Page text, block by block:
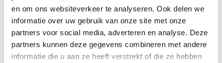
en om ons websiteverkeer te analyseren. Ook delen we
informatie over uw gebruik van onze site met onze
partners voor social media, adverteren en analyse. Deze
partners kunnen deze gegevens combineren met andere
informatie die u aan ze heeft verstrekt of die ze hebben
NPR 1813 Bureaustoel Girsberger
Yanos
47cm 40cm - 55cm
3 jaar garantie